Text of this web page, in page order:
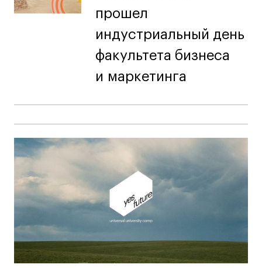
прошел
индустриальный день
факультета бизнеса
и маркетинга